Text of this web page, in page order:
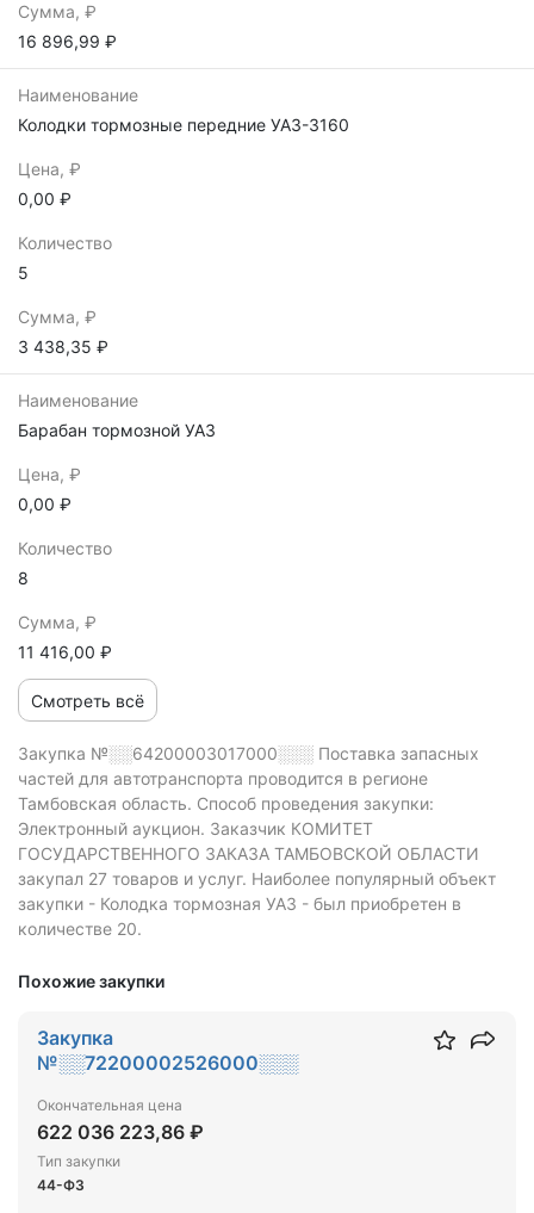
Сумма, ₽
16 896,99 ₽
Наименование
Колодки тормозные передние УАЗ-3160
Цена, ₽
0,00 ₽
Количество
5
Сумма, ₽
3 438,35 ₽
Наименование
Барабан тормозной УАЗ
Цена, ₽
0,00 ₽
Количество
8
Сумма, ₽
11 416,00 ₽
Смотреть всё
Закупка №░░64200003017000░░░ Поставка запасных
частей для автотранспорта проводится в регионе
Тамбовская область. Способ проведения закупки:
Электронный аукцион. Заказчик КОМИТЕТ
ГОСУДАРСТВЕННОГО ЗАКАЗА ТАМБОВСКОЙ ОБЛАСТИ
закупал 27 товаров и услуг. Наиболее популярный объект
закупки - Колодка тормозная УАЗ - был приобретен в
количестве 20.
Похожие закупки
Закупка
№░░72200002526000░░░
Окончательная цена
622 036 223,86 ₽
Тип закупки
44-ФЗ